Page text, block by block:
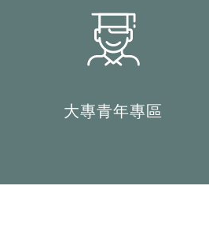
大專青年專區